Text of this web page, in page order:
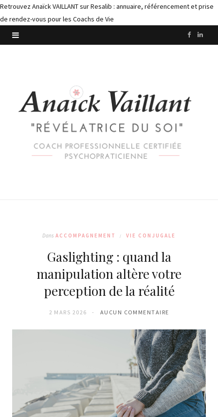
Retrouvez Anaïck VAILLANT sur Resalib : annuaire, référencement et prise
de rendez-vous pour les Coachs de Vie
F L
Dans ACCOMPAGNEMENT VIE CONJUGALE
Gaslighting : quand la
manipulation altère votre
perception de la réalité
2 MARS 2026 AUCUN COMMENTAIRE